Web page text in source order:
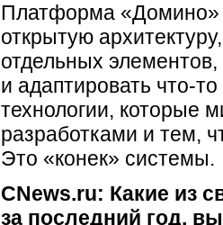
Платформа «Домино»
открытую
отдельных
и адаптировать что-
технологии, которые
разработками и тем,
Это «конек» системы.
CNews.ru: Какие из
за последний год,